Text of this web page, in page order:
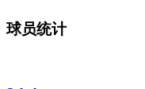
球员统计